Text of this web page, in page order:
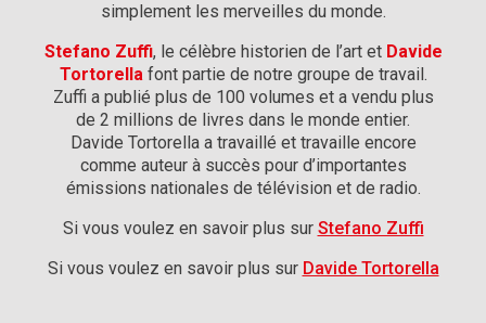
simplement les merveilles du monde.
Stefano Zuffi, le célèbre historien de l’art et Davide
Tortorellafont partie de notre groupe de travail.
Zuffi a publié plus de 100 volumes et a vendu plus
de 2 millions de livres dans le monde entier.
Davide Tortorella a travaillé et travaille encore
comme auteur à succès pour d’importantes
émissions nationales de télévision et de radio.
Si vous voulez en savoir plus sur Stefano Zuffi
Si vous voulez en savoir plus sur Davide Tortorella